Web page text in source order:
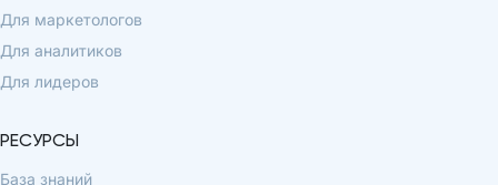
Для маркетологов
Для аналитиков
Для лидеров
РЕСУРСЫ
База знаний